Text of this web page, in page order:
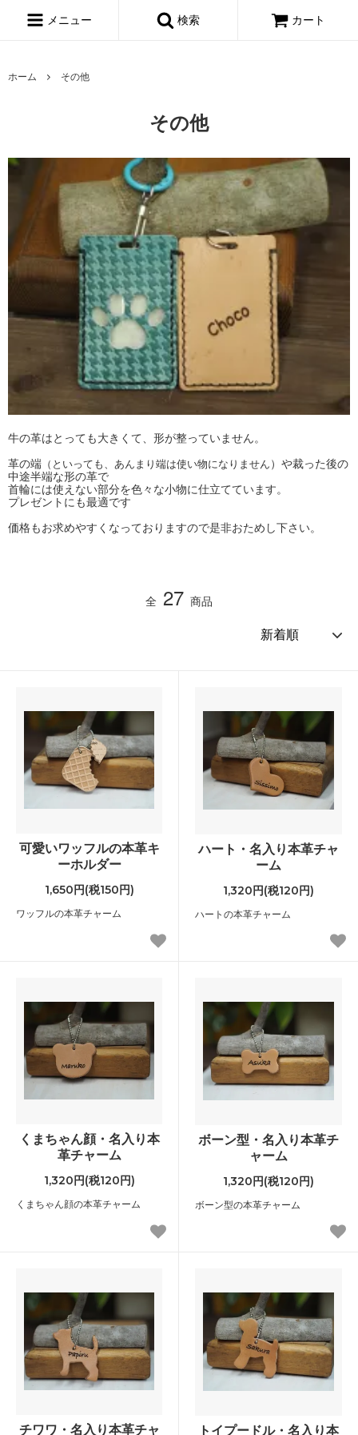
メニュー 検索 カート
ホーム その他
その他
牛の革はとっても大きくて、形が整っていません。
革の端 （といっても、あんまり端は使い物になりません）や裁った後の
中途半端な形の革で
首輪には使えない部分を色々な小物に仕立てています。
プレゼントにも最適です
価格もお求めやすくなっておりますので是非おためし下さい。
全 27 商品
可愛いワッフルの本革キ
ーホルダー
1,650円(税150円)
ワッフルの本革チャーム
ハート・名入り本革チャ
ーム
1,320円(税120円)
ハートの本革チャーム
くまちゃん顔・名入り本
革チャーム
1,320円(税120円)
くまちゃん顔の本革チャーム
ボーン型・名入り本革チ
ャーム
1,320円(税120円)
ボーン型の本革チャーム
チワワ・名入り本革チャ トイプードル・名入り本